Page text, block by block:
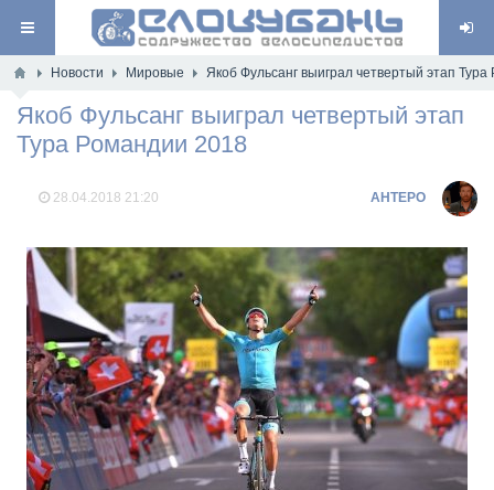
Новости Мировые Якоб Фульсанг выиграл четвертый этап
Якоб Фульсанг выиграл четвертый этап
Тура Романдии 2018
28.04.2018 21:20 AHTEPO